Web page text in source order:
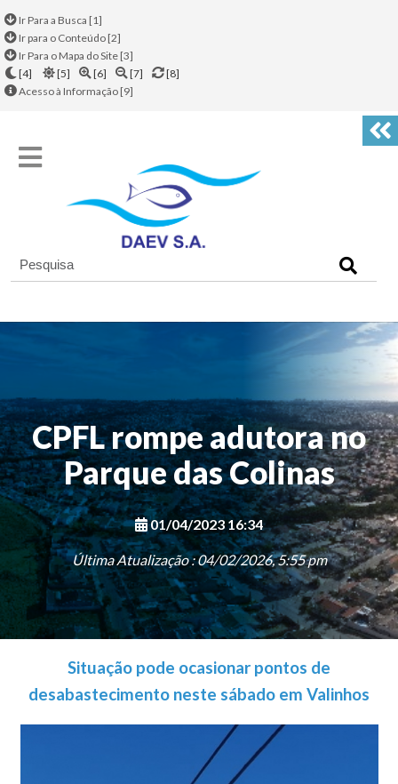
Ir Para a Busca [1]
Ir para o Conteúdo [2]
Ir Para o Mapa do Site [3]
[4]
[5] [6] [7]
[8]
Acesso à Informação [9]
CPFL rompe adutora no
Parque das Colinas
01/04/2023 16:34
Última Atualização : 04/02/2026, 5:55 pm
Situação pode ocasionar pontos de
desabastecimento neste sábado em Valinhos